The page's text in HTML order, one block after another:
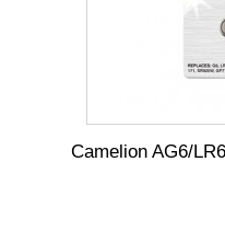
Camelion AG6/